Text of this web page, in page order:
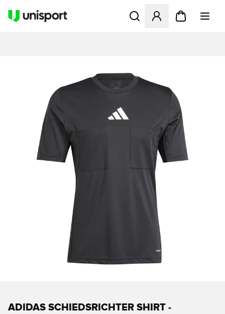
Öffnet ein neues Fenster
ADIDAS SCHIEDSRICHTER SHIRT -